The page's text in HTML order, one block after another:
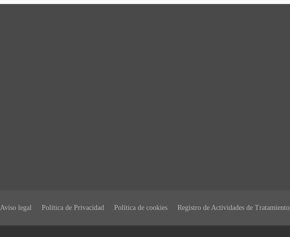
Aviso legal Política de Privacidad Política de cookies Registro de Actividades de Tratamiento